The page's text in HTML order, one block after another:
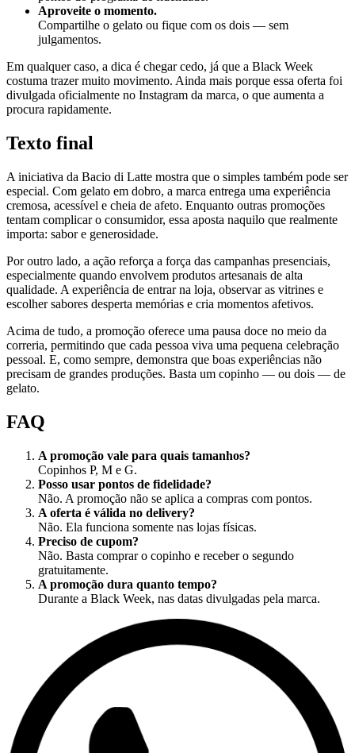
Aproveite o momento.
Compartilhe o gelato ou fique com os dois — sem
julgamentos.
Em qualquer caso, a dica é chegar cedo, já que a Black Week
costuma trazer muito movimento. Ainda mais porque essa oferta foi
divulgada oficialmente no Instagram da marca, o que aumenta a
procura rapidamente.
Texto final
A iniciativa da Bacio di Latte mostra que o simples também pode ser
especial. Com gelato em dobro, a marca entrega uma experiência
cremosa, acessível e cheia de afeto. Enquanto outras promoções
tentam complicar o consumidor, essa aposta naquilo que realmente
importa: sabor e generosidade.
Por outro lado, a ação reforça a força das campanhas presenciais,
especialmente quando envolvem produtos artesanais de alta
qualidade. A experiência de entrar na loja, observar as vitrines e
escolher sabores desperta memórias e cria momentos afetivos.
Acima de tudo, a promoção oferece uma pausa doce no meio da
correria, permitindo que cada pessoa viva uma pequena celebração
pessoal. E, como sempre, demonstra que boas experiências não
precisam de grandes produções. Basta um copinho — ou dois — de
gelato.
FAQ
A promoção vale para quais tamanhos?
Copinhos P, M e G.
Posso usar pontos de fidelidade?
Não. A promoção não se aplica a compras com pontos.
A oferta é válida no delivery?
Não. Ela funciona somente nas lojas físicas.
Preciso de cupom?
Não. Basta comprar o copinho e receber o segundo
gratuitamente.
A promoção dura quanto tempo?
Durante a Black Week, nas datas divulgadas pela marca.